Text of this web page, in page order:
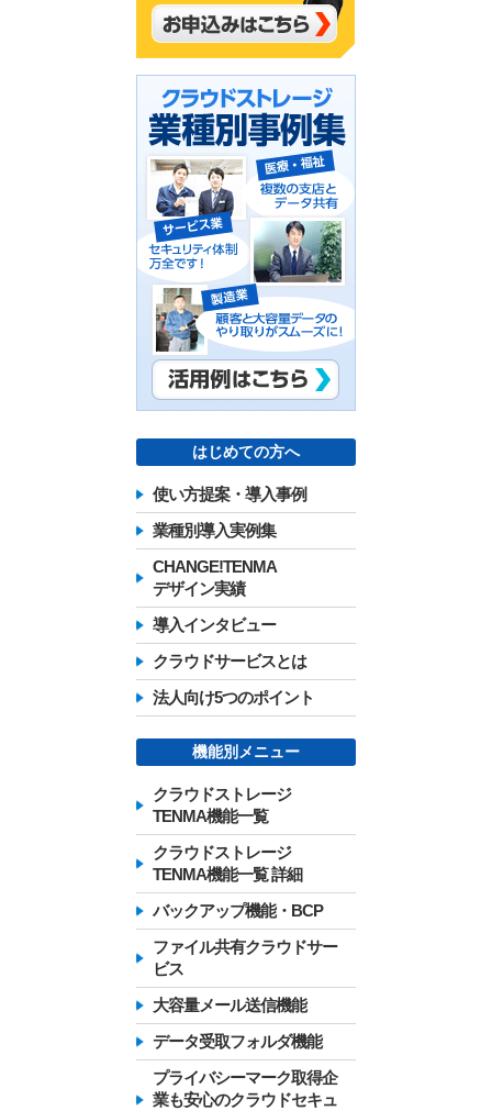
はじめての方へ
使い方提案・導入事例
業種別導入実例集
CHANGE!TENMA
デザイン実績
導入インタビュー
クラウドサービスとは
法人向け5つのポイント
機能別メニュー
クラウドストレージ
TENMA機能一覧
クラウドストレージ
TENMA機能一覧 詳細
バックアップ機能・BCP
ファイル共有クラウドサー
ビス
大容量メール送信機能
データ受取フォルダ機能
プライバシーマーク取得企
業も安心のクラウドセキュ